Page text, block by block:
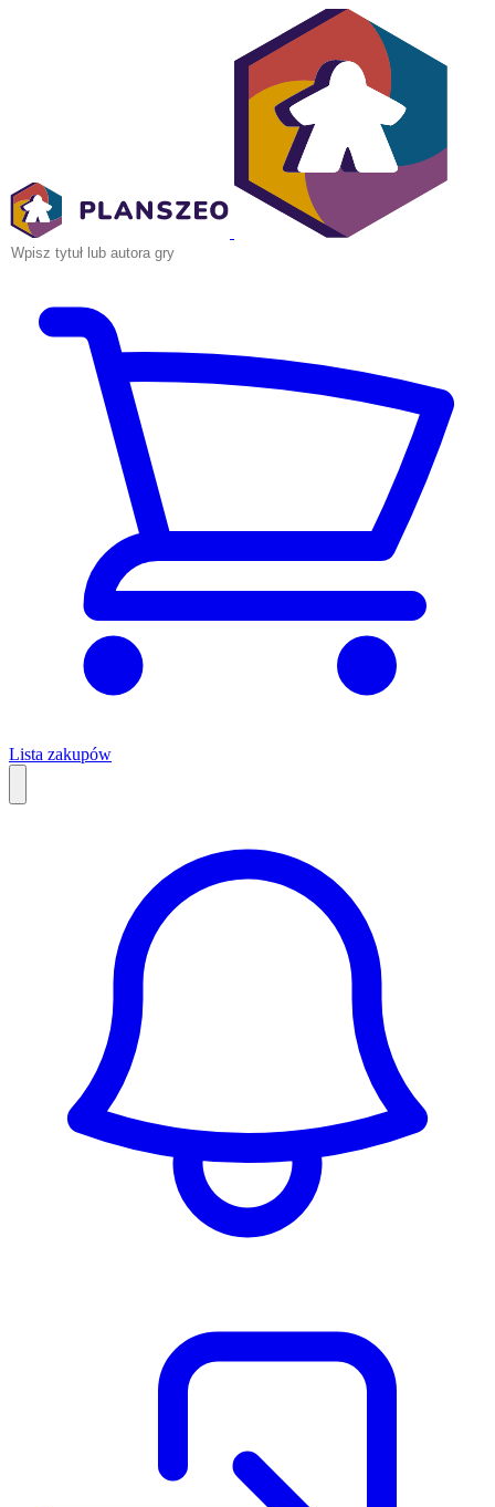
Lista zakupów